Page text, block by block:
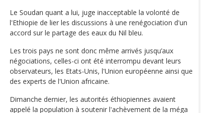
Le Soudan quant a lui, juge inacceptable la volonté de
l'Ethiopie de lier les discussions à une renégociation d'un
accord sur le partage des eaux du Nil bleu.
Les trois pays ne sont donc même arrivés jusqu’aux
négociations, celles-ci ont été interrompu devant leurs
observateurs, les Etats-Unis, l'Union européenne ainsi que
des experts de l'Union africaine.
Dimanche dernier, les autorités éthiopiennes avaient
appelé la population à soutenir l'achèvement de la méga